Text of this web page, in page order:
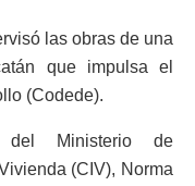
las obras de una
que impulsa el
(Codede).
Ministerio de
(CIV), Norma